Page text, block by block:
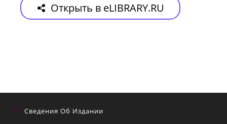
Открыть в eLIBRARY.RU
Сведения Об Издании